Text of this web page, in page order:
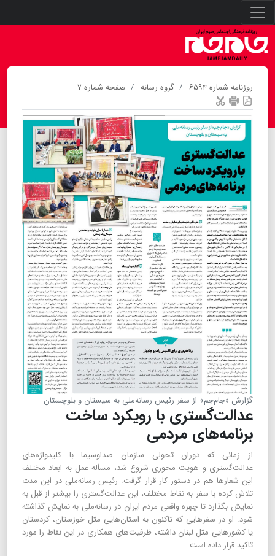
روزنامه شماره ۶۵۹۴ گروه رسانه صفحه شماره ۷
گزارش «جام‌جم» از سفر رئیس رسانه‌ملی به سیستان و بلوچستان
عدالت‌گستری با رویکرد ساخت
برنامه‌های مردمی
از زمانی که دوران تحولی سازمان صداوسیما با کلیدواژه‌های
عدالت‌گستری و هویت محوری شروع شد، مسأله عمل به ابعاد مختلف
این شعارها هم در دستور کار قرار گرفت. رئیس رسانه‌ملی در این مدت
تلاش کرده با سفر به نقاط مختلف، این عدالت‌گستری را بیشتر از قبل به
نمایش بگذارد تا چهره واقعی مردم ایران در رسانه‌ملی به نمایش گذاشته
شود. او در سفرهایی که تاکنون به استان‌هایی مثل خوزستان، کردستان
یا کشورهایی مثل لبنان داشته، ظرفیت‌های همکاری در این نقاط را مورد
تاکید قرار داده است.